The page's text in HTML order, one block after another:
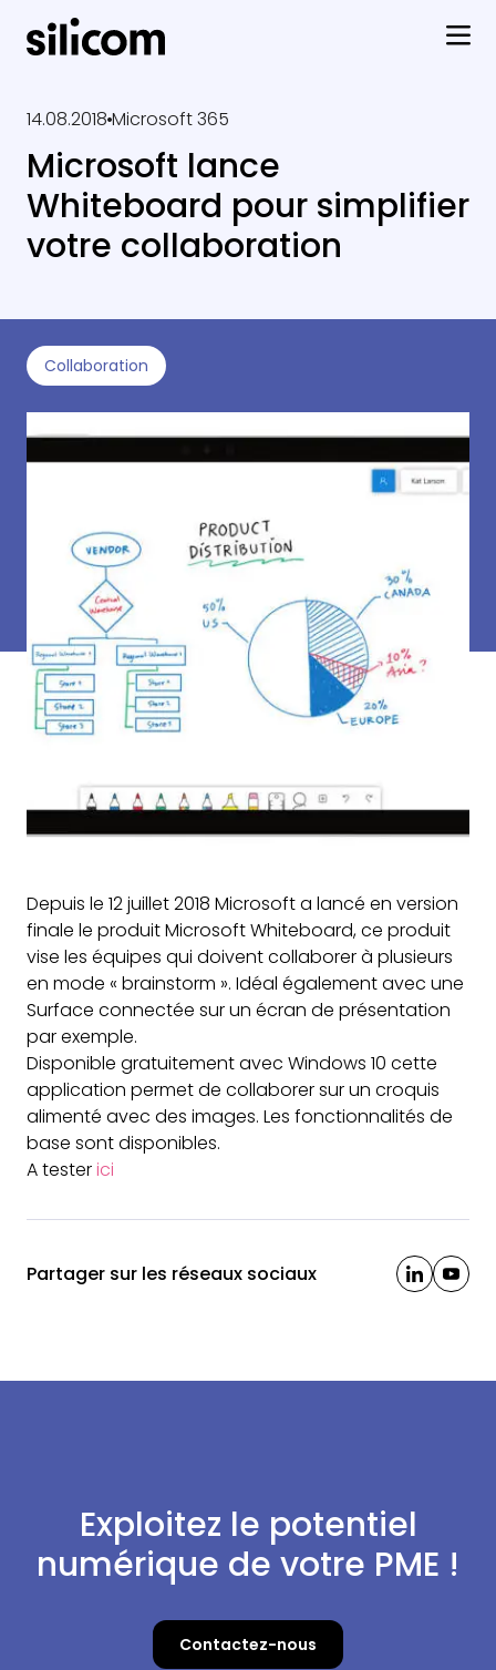
14.08.2018 Microsoft 365
Microsoft lance
Whiteboard pour simplifier
votre collaboration
Collaboration
Depuis le 12 juillet 2018 Microsoft a lancé en version
finale le produit Microsoft Whiteboard, ce produit
vise les équipes qui doivent collaborer à plusieurs
en mode « brainstorm ». Idéal également avec une
Surface connectée sur un écran de présentation
par exemple.
Disponible gratuitement avec Windows 10 cette
application permet de collaborer sur un croquis
alimenté avec des images. Les fonctionnalités de
base sont disponibles.
A testerici
Partager sur les réseaux sociaux
Exploitez le potentiel
numérique de votre PME !
Contactez-nous